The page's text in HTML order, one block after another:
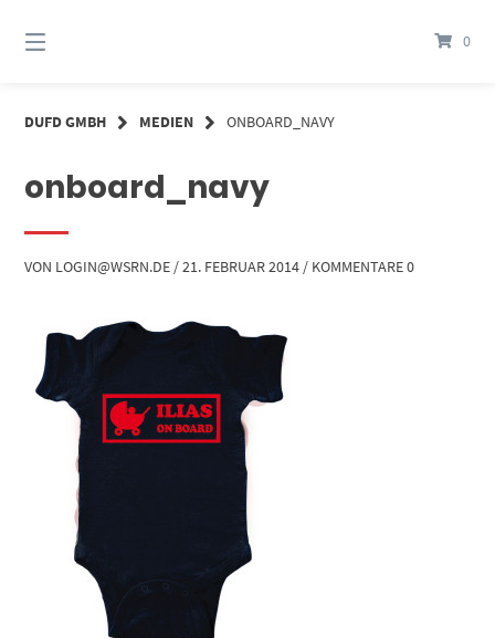
zum
Inhalt
0
DUFD GMBH MEDIEN ONBOARD_NAVY
onboard_navy
VON LOGIN@WSRN.DE /21. FEBRUAR 2014 / KOMMENTARE 0